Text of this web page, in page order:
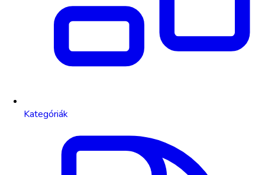
Kategóriák